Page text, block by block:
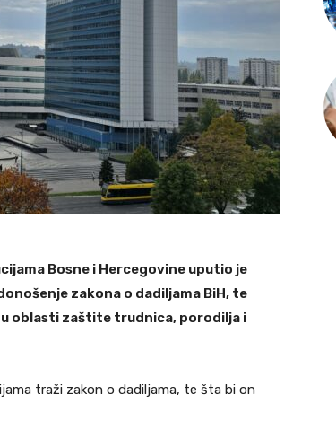
Bosne i Hercegovine uputio je
zakona o dadiljama BiH, te
u oblasti zaštite trudnica, porodilja i
traži zakon o dadiljama, te šta bi on